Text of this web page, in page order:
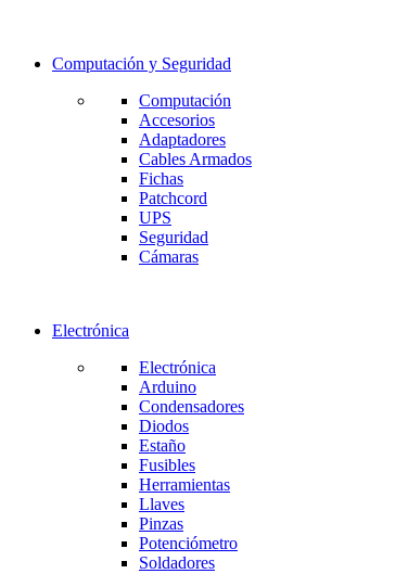
Computación y Seguridad
Computación
Accesorios
Adaptadores
Cables Armados
Fichas
Patchcord
UPS
Seguridad
Cámaras
Electrónica
Electrónica
Arduino
Condensadores
Diodos
Estaño
Fusibles
Herramientas
Llaves
Pinzas
Potenciómetro
Soldadores